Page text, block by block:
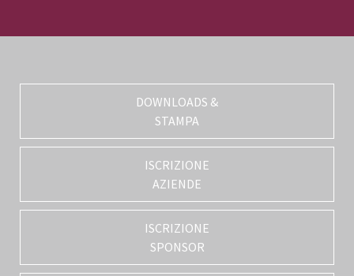
DOWNLOADS &
STAMPA
ISCRIZIONE
AZIENDE
ISCRIZIONE
SPONSOR